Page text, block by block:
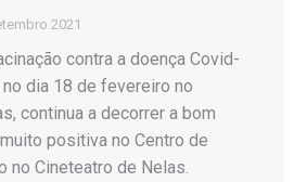
2021
contra a doença Covid-
dia 18 de fevereiro no
continua a decorrer a bom
positiva no Centro de
no Cineteatro de Nelas.